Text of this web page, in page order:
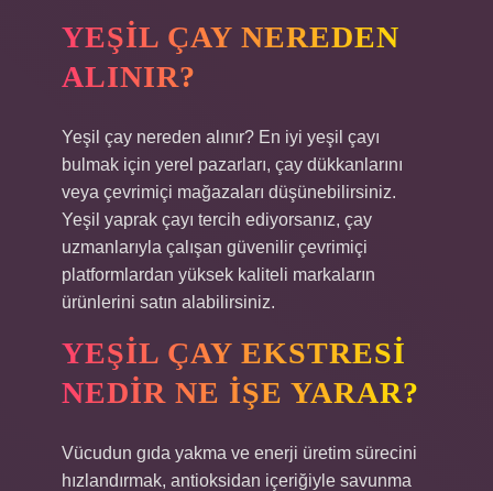
YEŞIL ÇAY NEREDEN
ALINIR?
Yeşil çay nereden alınır? En iyi yeşil çayı
bulmak için yerel pazarları, çay dükkanlarını
veya çevrimiçi mağazaları düşünebilirsiniz.
Yeşil yaprak çayı tercih ediyorsanız, çay
uzmanlarıyla çalışan güvenilir çevrimiçi
platformlardan yüksek kaliteli markaların
ürünlerini satın alabilirsiniz.
YEŞIL ÇAY EKSTRESI
NEDIR NE IŞE YARAR?
Vücudun gıda yakma ve enerji üretim sürecini
hızlandırmak, antioksidan içeriğiyle savunma